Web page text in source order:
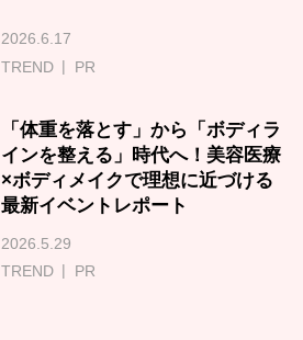
2026.6.17
TREND
PR
「体重を落とす」から「ボディラ
インを整える」時代へ！美容医療
×ボディメイクで理想に近づける
最新イベントレポート
2026.5.29
TREND
PR